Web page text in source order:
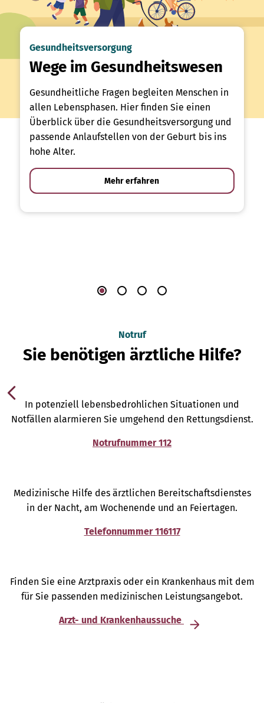
Gesundheitsversorgung
Wege im Gesundheitswesen
Gesundheitliche Fragen begleiten Menschen in
allen Lebensphasen. Hier finden Sie einen
Überblick über die Gesundheitsversorgung und
passende Anlaufstellen von der Geburt bis ins
hohe Alter.
Mehr erfahren
Notruf
Sie benötigen ärztliche Hilfe?
In potenziell lebensbedrohlichen Situationen und
Notfällen alarmieren Sie umgehend den Rettungsdienst.
Notrufnummer 112
Medizinische Hilfe des ärztlichen Bereitschaftsdienstes
in der Nacht, am Wochenende und an Feiertagen.
Telefonnummer 116117
Finden Sie eine Arztpraxis oder ein Krankenhaus mit dem
für Sie passenden medizinischen Leistungsangebot.
Arzt- und Krankenhaussuche